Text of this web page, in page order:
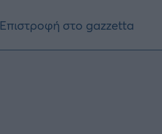
Επιστροφή στο gazzetta